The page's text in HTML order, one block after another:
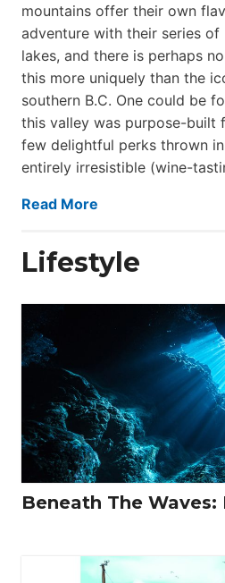
mountains offer their own
adventure with their series
lakes, and there is perhaps
this more uniquely than the
southern B.C. One could be
this valley was purpose-built
few delightful perks thrown
entirely irresistible (wine-
Read More
Lifestyle
Beneath The Waves: